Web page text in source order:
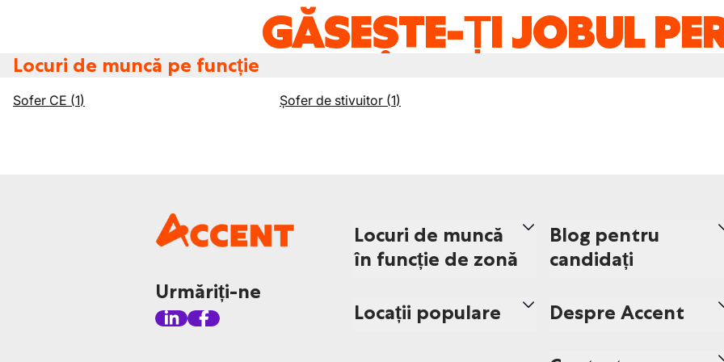
GĂSEȘTE-ȚI JOBUL
Locuri de muncă pe funcție
Sofer CE (1) Șofer de stivuitor (1)
Urmăriți-ne
Locuri de muncă
în funcție de zonă
Locații populare
Blog pentru
candidați
Despre Accent